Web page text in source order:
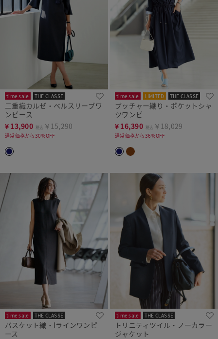
time sale THE CLASSE
二重織カルゼ・ベルスリーブワ
ンピース
¥ 13,900 税込 ￥15,290
通常価格から30%OFF
time sale LIMITED THE CLASSE
ブッチャー織り・ポケットシャ
ツワンピ
¥ 16,390 税込 ￥18,029
通常価格から36%OFF
time sale THE CLASSE
バスケット織・Iラインワンピ
ース
time sale THE CLASSE
トリニティツイル・ノーカラー
ジャケット